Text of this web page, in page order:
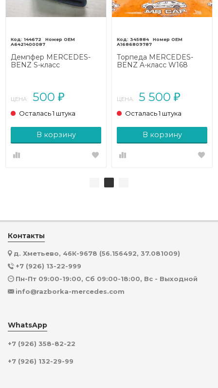
144672
A6421400087
Демпфер MERCEDES-
BENZ S-класс
ЦЕНА: 500 ₽
Осталась 1 штука
В корзину
345884
A1686809787
Торпеда MERCEDES-
BENZ A-класс W168
ЦЕНА: 5 500 ₽
Осталась 1 штука
В корзину
Контакты
д. Хметьево, 46К-9678 (56.156492, 37.081009)
+7 (926) 13-22-999
Пн-Пт 09:00-19:00, Сб 09:00-18:00, Вс - Выходной
info@razborka-mercedes.com
WhatsApp
+7 (926) 358-82-22
+7 (926) 132-29-99